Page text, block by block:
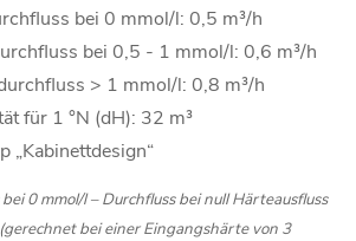
bei 0 mmol/l: 0,5 m³/h
bei 0,5 - 1 mmol/l: 0,6 m³/h
> 1 mmol/l: 0,8 m³/h
für 1 °N (dH): 32 m³
„Kabinettdesign“
0 mmol/l – Durchfluss bei null Härteausfluss
bei einer Eingangshärte von 3